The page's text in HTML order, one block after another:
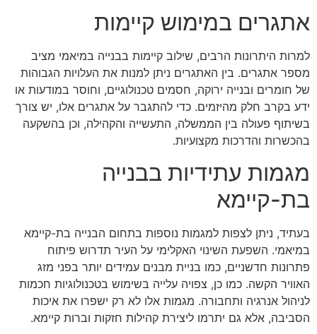
אתגרים במימוש קיימות
למרות היתרונות הרבים, שילוב קיימות בבנייה במיאמי מציב
מספר אתגרים. בין האתגרים ניתן למנות את העלויות הגבוהות
של חומרים ובנייה ירוקה, חסמים טכנולוגיים, וחוסר במודעות או
ידע בקרב חלק מהיזמים. כדי להתגבר על אתגרים אלו, יש צורך
בשיתוף פעולה בין הממשלה, התעשייה והקהילה, וכן בהשקעה
בהכשרות והדרכות מקצועיות.
מגמות עתידיות בבנייה
בת-קיימא
בעתיד, ניתן לצפות למגמות נוספות בתחום הבנייה בת-קיימא
במיאמי. השפעת השינוי האקלימי על העיר תדרוש פיתוח
פתרונות חדשניים, כמו בניית מבנים עמידים יותר בפני מזג
האוויר הקשה. כמו כן, צפויה עלייה בשימוש בטכנולוגיות חכמות
לניהול אנרגיה ותחבורה. מגמות אלו לא רק ישפרו את איכות
הסביבה, אלא גם יתרמו ליצירת קהילות חזקות וברות קיימא.